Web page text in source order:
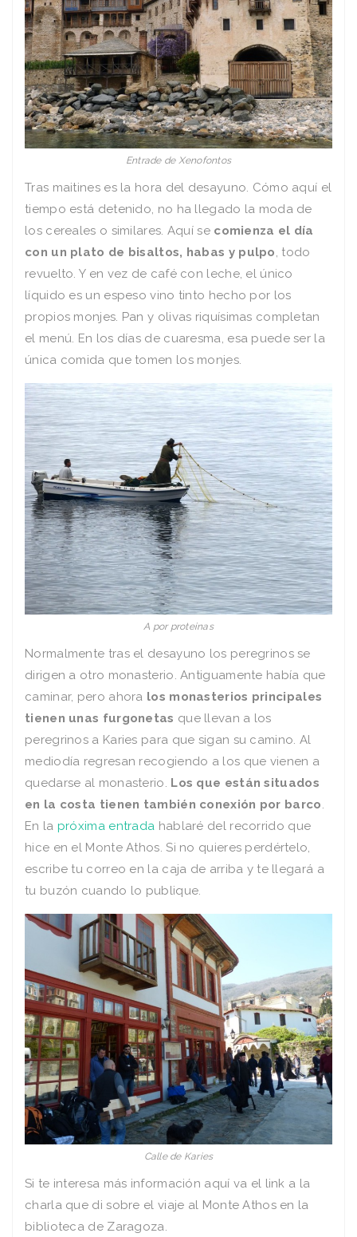
Entrade de Xenofontos
Tras maitines es la hora del desayuno. Cómo aquí el
tiempo está detenido, no ha llegado la moda de
los cereales o similares. Aquí se comienza el día
con un plato de bisaltos, habas y pulpo, todo
revuelto. Y en vez de café con leche, el único
líquido es un espeso vino tinto hecho por los
propios monjes. Pan y olivas riquísimas completan
el menú. En los días de cuaresma, esa puede ser la
única comida que tomen los monjes.
A por proteinas
Normalmente tras el desayuno los peregrinos se
dirigen a otro monasterio. Antiguamente había que
caminar, pero ahora los monasterios principales
tienen unas furgonetas que llevan a los
peregrinos a Karies para que sigan su camino. Al
mediodía regresan recogiendo a los que vienen a
quedarse al monasterio. Los que están situados
en la costa tienen también conexión por barco.
En la próxima entrada hablaré del recorrido que
hice en el Monte Athos. Si no quieres perdértelo,
escribe tu correo en la caja de arriba y te llegará a
tu buzón cuando lo publique.
Calle de Karies
Si te interesa más información aquí va el link a la
charla que di sobre el viaje al Monte Athos en la
biblioteca de Zaragoza.